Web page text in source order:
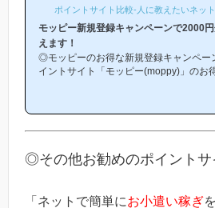
ポイントサイト比較-人に教えたいネッ
モッピー新規登録キャンペーンで2000
えます！
◎モッピーのお得な新規登録キャンペー
イントサイト「モッピー(moppy)」のお
はあるの？」という方は必見です！モ
る」という、シンプルなものです。(*ち
ナス」というのは過去のキ...
◎その他お勧めのポイントサ
「ネットで簡単にお小遣い稼ぎ